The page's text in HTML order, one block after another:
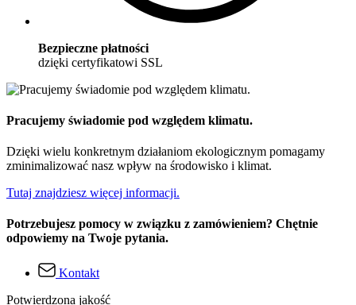
Bezpieczne płatności
dzięki certyfikatowi SSL
Pracujemy świadomie pod względem klimatu.
Dzięki wielu konkretnym działaniom ekologicznym pomagamy
zminimalizować nasz wpływ na środowisko i klimat.
Tutaj znajdziesz więcej informacji.
Potrzebujesz pomocy w związku z zamówieniem? Chętnie
odpowiemy na Twoje pytania.
Kontakt
Potwierdzona jakość